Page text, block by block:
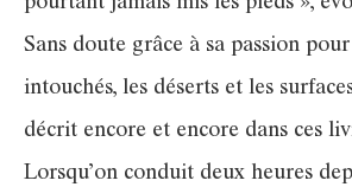
Sans doute grâce à sa passion
intouchés, les déserts et les
décrit encore et encore dans ces
Lorsqu’on conduit deux heures